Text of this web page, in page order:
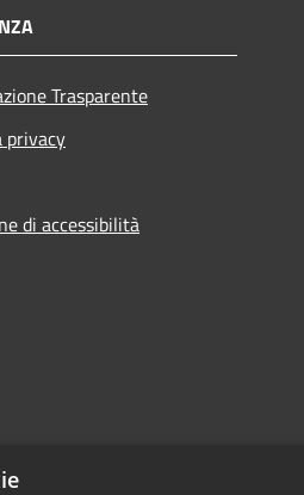
Trasparente
privacy
di accessibilità